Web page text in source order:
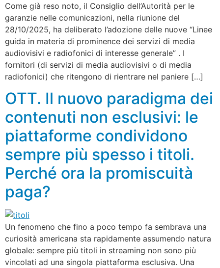
Come già reso noto, il Consiglio dell’Autorità per le
garanzie nelle comunicazioni, nella riunione del
28/10/2025, ha deliberato l’adozione delle nuove “Linee
guida in materia di prominence dei servizi di media
audiovisivi e radiofonici di interesse generale” . I
fornitori (di servizi di media audiovisivi o di media
radiofonici) che ritengono di rientrare nel paniere […]
OTT. Il nuovo paradigma dei
contenuti non esclusivi: le
piattaforme condividono
sempre più spesso i titoli.
Perché ora la promiscuità
paga?
Un fenomeno che fino a poco tempo fa sembrava una
curiosità americana sta rapidamente assumendo natura
globale: sempre più titoli in streaming non sono più
vincolati ad una singola piattaforma esclusiva. Una